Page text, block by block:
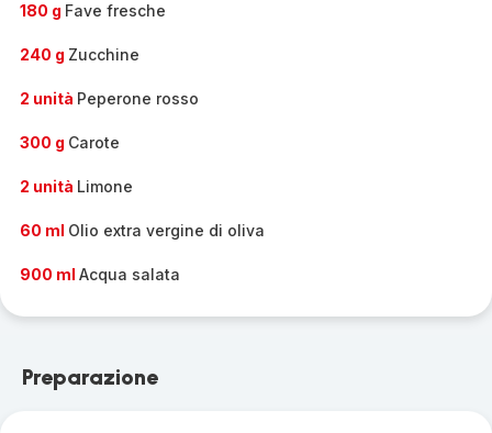
180 g Fave fresche
240 g Zucchine
2 unità Peperone rosso
300 g Carote
2 unità Limone
60 ml Olio extra vergine di oliva
900 ml Acqua salata
Preparazione